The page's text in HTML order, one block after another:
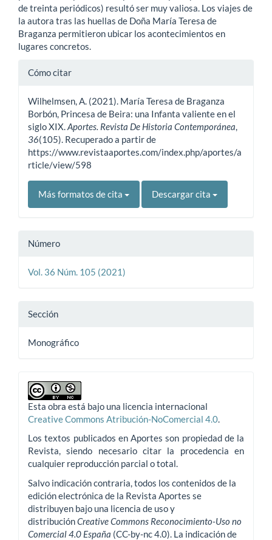
de treinta periódicos) resultó ser muy valiosa. Los viajes de
la autora tras las huellas de Doña María Teresa de
Braganza permitieron ubicar los acontecimientos en
lugares concretos.
Detalles
artículo
Cómo citar
Wilhelmsen, A. (2021). María Teresa de Braganza
Borbón, Princesa de Beira: una Infanta valiente en el
siglo XIX.Aportes. Revista De Historia Contemporánea,
36(105). Recuperado a partir de
https://www.revistaaportes.com/index.php/aportes/a
rticle/view/598
Más formatos de cita Descargar cita
Número
Vol. 36 Núm. 105 (2021)
Sección
Monográfico
Esta obra está bajo una licencia internacional
Creative Commons Atribución-NoComercial 4.0.
Los textos publicados en Aportes son propiedad de la
Revista, siendo necesario citar la procedencia en
cualquier reproducción parcial o total.
Salvo indicación contraria, todos los contenidos de la
edición electrónica de la Revista Aportes se
distribuyen bajo una licencia de uso y
distribuciónCreative Commons Reconocimiento-Uso no
Comercial 4.0 España (CC-by-nc 4.0). La indicación de